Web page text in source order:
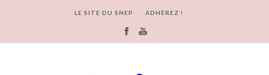
LE SITE DU SNEP ADHÉREZ !